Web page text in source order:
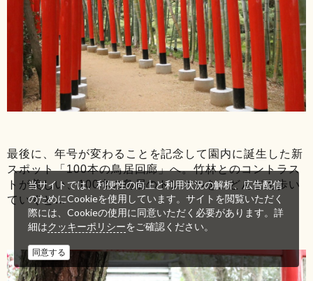
最後に、年号が変わることを記念して園内に誕生した新
スポット「100本の鳥居回廊」へ。竹林とのコントラス
トが美しい、100本の鳥居のトンネルを、どんどん歩い
ていくと…
当サイトでは、利便性の向上と利用状況の解析、広告配信
のためにCookieを使用しています。サイトを閲覧いただく
際には、Cookieの使用に同意いただく必要があります。詳
細はクッキーポリシーをご確認ください。
同意する